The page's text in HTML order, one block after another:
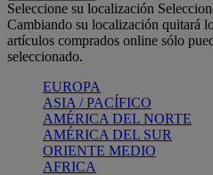
Seleccione su localización
Cambiando su localización quitará
artículos comprados online sólo
seleccionado.
EUROPA
ASIA / PACÍFICO
AMÉRICA DEL NORTE
AMÉRICA DEL SUR
ORIENTE MEDIO
AFRICA